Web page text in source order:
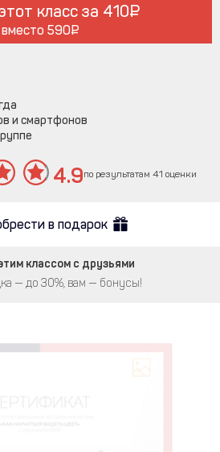
класс за 410
вместо 590
и смартфонов
4.9по результатам 41 оценки
в подарок
классом с друзьями
— до 30%, вам — бонусы!